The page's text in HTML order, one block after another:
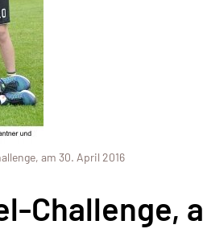
am 30. April 2016
Challenge,